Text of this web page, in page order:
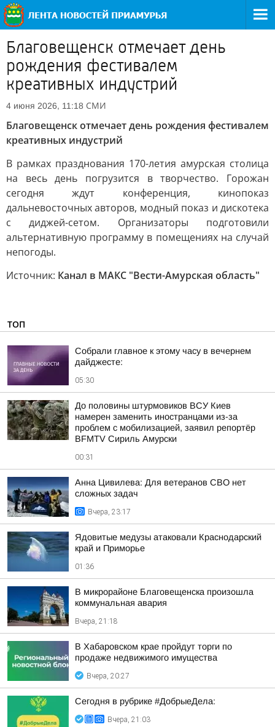
Благовещенск отмечает день
рождения фестивалем
креативных индустрий
4 июня 2026, 11:18 СМИ
Благовещенск отмечает день рождения фестивалем
креативных индустрий
В рамках празднования 170-летия амурская столица
на весь день погрузится в творчество. Горожан
сегодня ждут конференция, кинопоказ
дальневосточных авторов, модный показ и дискотека
с диджей-сетом. Организаторы подготовили
альтернативную программу в помещениях на случай
непогоды.
Источник: Канал в МАКС "Вести-Амурская область"
ТОП
Собрали главное к этому часу в вечернем
дайджесте:
05:30
До половины штурмовиков ВСУ Киев
намерен заменить иностранцами из-за
проблем с мобилизацией, заявил репортёр
BFMTV Сириль Амурски
00:31
Анна Цивилева: Для ветеранов СВО нет
сложных задач
Вчера, 23:17
Ядовитые медузы атаковали Краснодарский
край и Приморье
01:36
В микрорайоне Благовещенска произошла
коммунальная авария
Вчера, 21:18
В Хабаровском крае пройдут торги по
продаже недвижимого имущества
Вчера, 20:27
Сегодня в рубрике #ДобрыеДела:
Вчера, 21:03